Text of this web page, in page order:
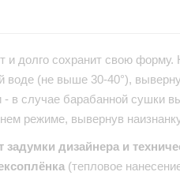
долго сохранит свою
(не выше 30-40°),
в случае барабанной сушки
режиме, вывернув
дизайнера и
(тепловое